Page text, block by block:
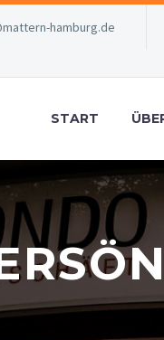
hamburg.de
START